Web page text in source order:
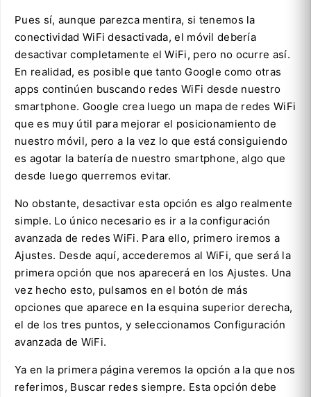
Pues sí, aunque parezca mentira, si tenemos la
conectividad WiFi desactivada, el móvil debería
desactivar completamente el WiFi, pero no ocurre así.
En realidad, es posible que tanto Google como otras
apps continúen buscando redes WiFi desde nuestro
smartphone. Google crea luego un mapa de redes WiFi
que es muy útil para mejorar el posicionamiento de
nuestro móvil, pero a la vez lo que está consiguiendo
es agotar la batería de nuestro smartphone, algo que
desde luego querremos evitar.
No obstante, desactivar esta opción es algo realmente
simple. Lo único necesario es ir a la configuración
avanzada de redes WiFi. Para ello, primero iremos a
Ajustes. Desde aquí, accederemos al WiFi, que será la
primera opción que nos aparecerá en los Ajustes. Una
vez hecho esto, pulsamos en el botón de más
opciones que aparece en la esquina superior derecha,
el de los tres puntos, y seleccionamos Configuración
avanzada de WiFi.
Ya en la primera página veremos la opción a la que nos
referimos, Buscar redes siempre. Esta opción debe